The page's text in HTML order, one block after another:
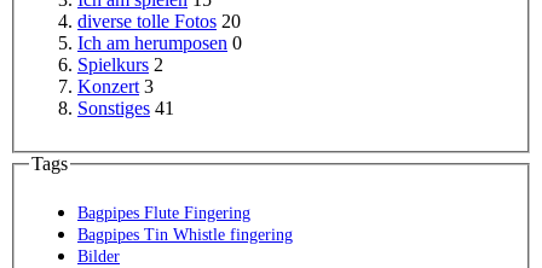
diverse tolle Fotos 20
Ich am herumposen 0
Spielkurs 2
Konzert 3
Sonstiges 41
Tags
Bagpipes Flute Fingering
Bagpipes Tin Whistle fingering
Bilder